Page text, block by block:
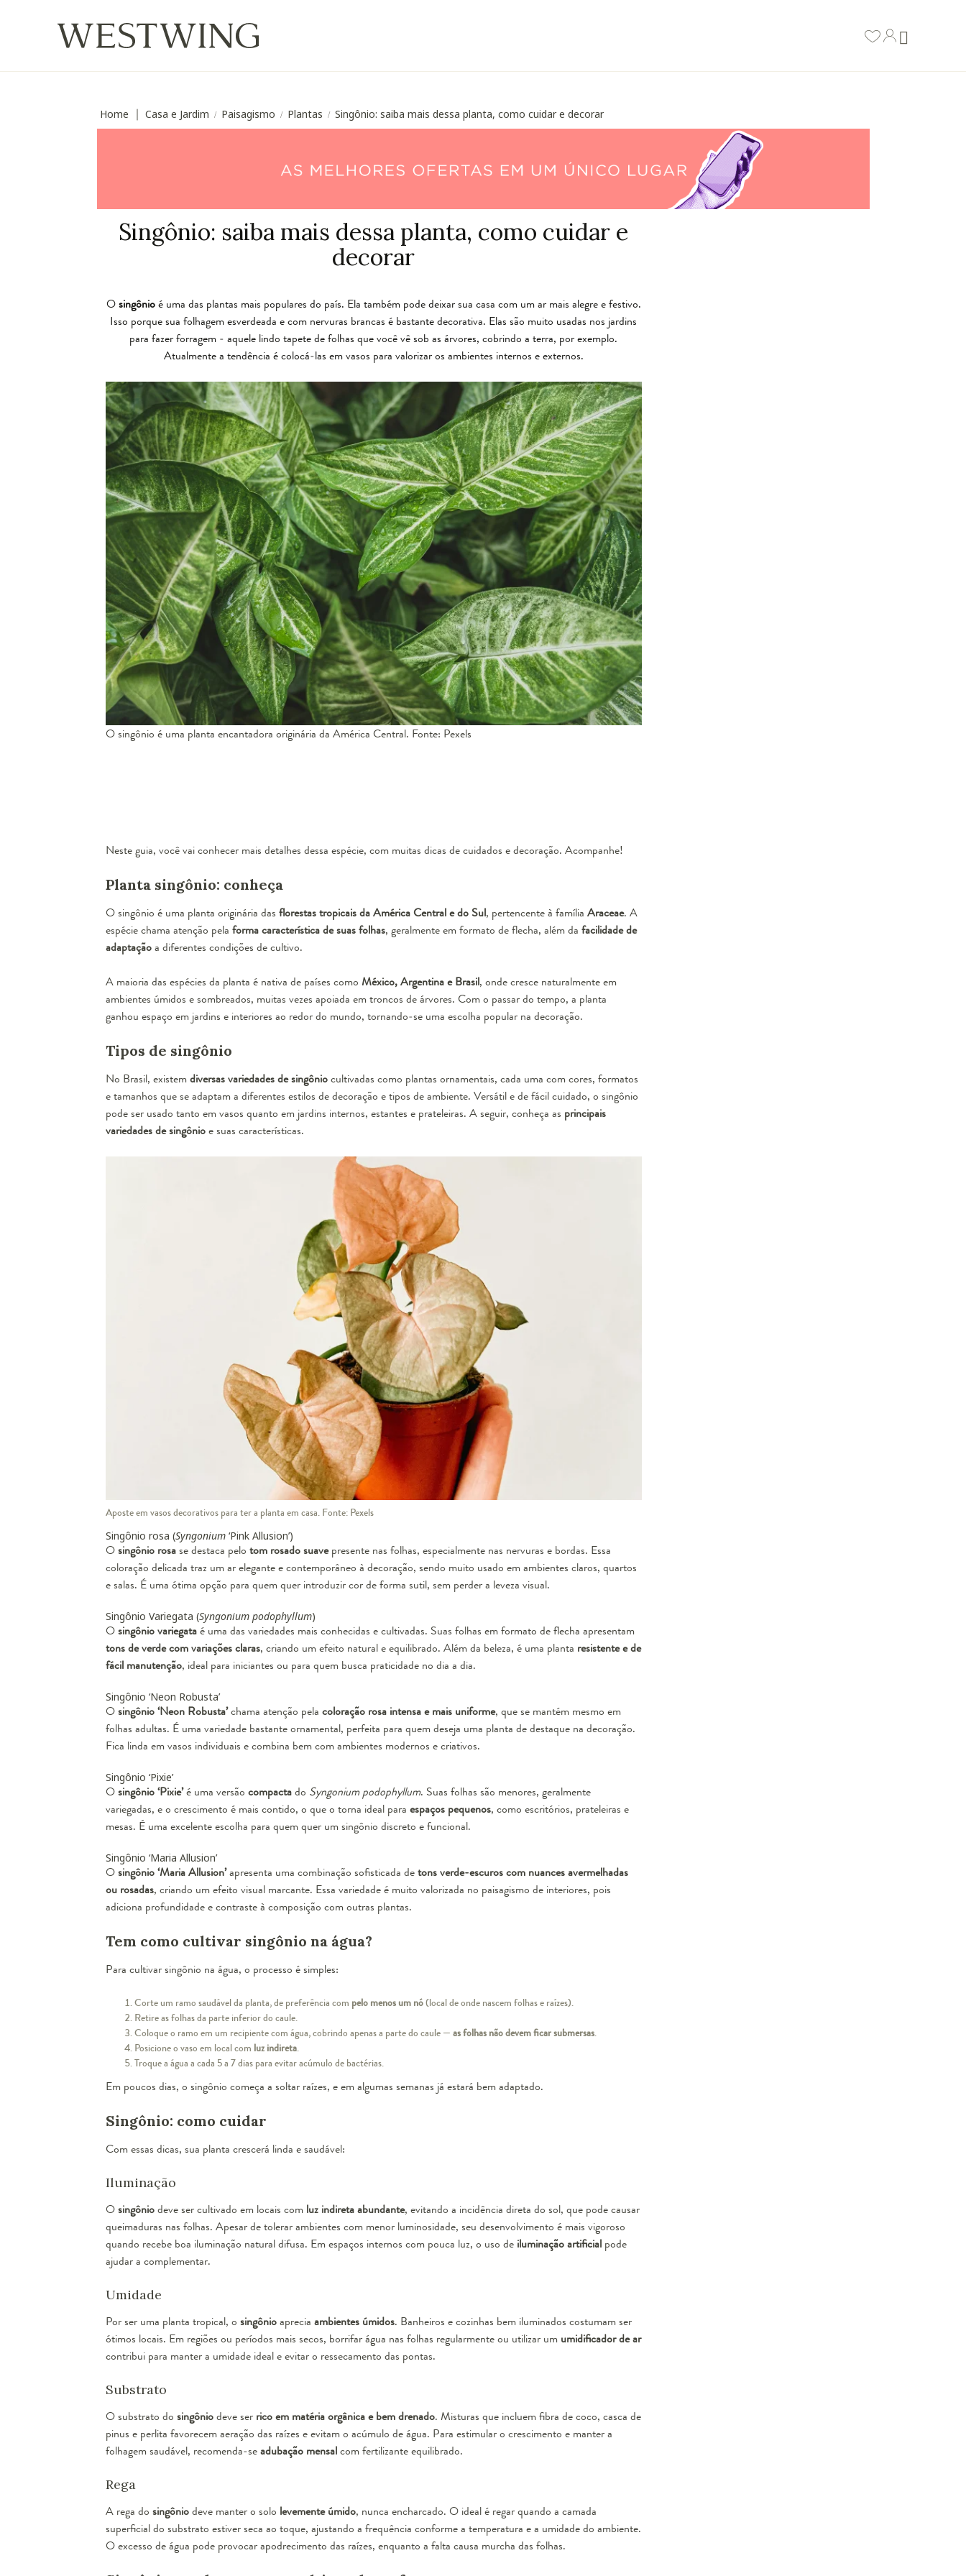
Home Casa e Jardim / Paisagismo / Plantas / Singônio: saiba mais dessa planta, como cuidar e decorar
Singônio: saiba mais dessa planta, como cuidar e
decorar
Osingônioé uma das plantas mais populares do país. Ela também pode deixar sua casa com um ar mais alegre e festivo.
Isso porque sua folhagem esverdeada e com nervuras brancas é bastante decorativa. Elas são muito usadas nos jardins
para fazer forragem - aquele lindo tapete de folhas que você vê sob as árvores, cobrindo a terra, por exemplo.
Atualmente a tendência é colocá-las em vasos para valorizar os ambientes internos e externos.
O singônio é uma planta encantadora originária da América Central. Fonte: Pexels
Neste guia, você vai conhecer mais detalhes dessa espécie, com muitas dicas de cuidados e decoração. Acompanhe!
Planta singônio: conheça
O singônio é uma planta originária das florestas tropicais da América Central e do Sul, pertencente à família Araceae. A
espécie chama atenção pela forma característica de suas folhas, geralmente em formato de flecha, além da facilidade de
adaptaçãoa diferentes condições de cultivo.
A maioria das espécies da planta é nativa de países como México, Argentina e Brasil, onde cresce naturalmente em
ambientes úmidos e sombreados, muitas vezes apoiada em troncos de árvores. Com o passar do tempo, a planta
ganhou espaço em jardins e interiores ao redor do mundo, tornando-se uma escolha popular na decoração.
Tipos de singônio
No Brasil, existemdiversas variedades de singôniocultivadas como plantas ornamentais, cada uma com cores, formatos
e tamanhos que se adaptam a diferentes estilos de decoração e tipos de ambiente. Versátil e de fácil cuidado, o singônio
pode ser usado tanto em vasos quanto em jardins internos, estantes e prateleiras. A seguir, conheça as principais
variedades de singônioe suas características.
Aposte em vasos decorativos para ter a planta em casa. Fonte: Pexels
Singônio rosa (Syngonium‘Pink Allusion’)
Osingônio rosase destaca pelo tom rosado suavepresente nas folhas, especialmente nas nervuras e bordas. Essa
coloração delicada traz um ar elegante e contemporâneo à decoração, sendo muito usado em ambientes claros, quartos
e salas. É uma ótima opção para quem quer introduzir cor de forma sutil, sem perder a leveza visual.
Singônio Variegata (Syngonium podophyllum)
Osingônio variegataé uma das variedades mais conhecidas e cultivadas. Suas folhas em formato de flecha apresentam
tons de verde com variações claras, criando um efeito natural e equilibrado. Além da beleza, é uma planta resistente e de
fácil manutenção, ideal para iniciantes ou para quem busca praticidade no dia a dia.
Singônio ‘Neon Robusta’
Osingônio ‘Neon Robusta’chama atenção pela coloração rosa intensa e mais uniforme, que se mantém mesmo em
folhas adultas. É uma variedade bastante ornamental, perfeita para quem deseja uma planta de destaque na decoração.
Fica linda em vasos individuais e combina bem com ambientes modernos e criativos.
Singônio ‘Pixie’
Osingônio ‘Pixie’é uma versão compactado Syngonium podophyllum. Suas folhas são menores, geralmente
variegadas, e o crescimento é mais contido, o que o torna ideal para espaços pequenos, como escritórios, prateleiras e
mesas. É uma excelente escolha para quem quer um singônio discreto e funcional.
Singônio ‘Maria Allusion’
Osingônio ‘Maria Allusion’apresenta uma combinação sofisticada detons verde-escuros com nuances avermelhadas
ou rosadas, criando um efeito visual marcante. Essa variedade é muito valorizada no paisagismo de interiores, pois
adiciona profundidade e contraste à composição com outras plantas.
Tem como cultivar singônio na água?
Para cultivar singônio na água, o processo é simples:
Corte um ramo saudável da planta, de preferência com pelo menos um nó(local de onde nascem folhas e raízes).
Retire as folhas da parte inferior do caule.
Coloque o ramo em um recipiente com água, cobrindo apenas a parte do caule — as folhas não devem ficar submersas.
Posicione o vaso em local com luz indireta.
Troque a água a cada 5 a 7 dias para evitar acúmulo de bactérias.
Em poucos dias, o singônio começa a soltar raízes, e em algumas semanas já estará bem adaptado.
Singônio: como cuidar
Com essas dicas, sua planta crescerá linda e saudável:
Iluminação
Osingôniodeve ser cultivado em locais com luz indireta abundante, evitando a incidência direta do sol, que pode causar
queimaduras nas folhas. Apesar de tolerar ambientes com menor luminosidade, seu desenvolvimento é mais vigoroso
quando recebe boa iluminação natural difusa. Em espaços internos com pouca luz, o uso de iluminação artificialpode
ajudar a complementar.
Umidade
Por ser uma planta tropical, o singônioaprecia ambientes úmidos. Banheiros e cozinhas bem iluminados costumam ser
ótimos locais. Em regiões ou períodos mais secos, borrifar água nas folhas regularmente ou utilizar um umidificador de ar
contribui para manter a umidade ideal e evitar o ressecamento das pontas.
Substrato
O substrato do singôniodeve ser rico em matéria orgânica e bem drenado. Misturas que incluem fibra de coco, casca de
pinus e perlita favorecem aeração das raízes e evitam o acúmulo de água. Para estimular o crescimento e manter a
folhagem saudável, recomenda-seadubação mensalcom fertilizante equilibrado.
Rega
A rega do singôniodeve manter o solo levemente úmido, nunca encharcado. O ideal é regar quando a camada
superficial do substrato estiver seca ao toque, ajustando a frequência conforme a temperatura e a umidade do ambiente.
O excesso de água pode provocar apodrecimento das raízes, enquanto a falta causa murcha das folhas.